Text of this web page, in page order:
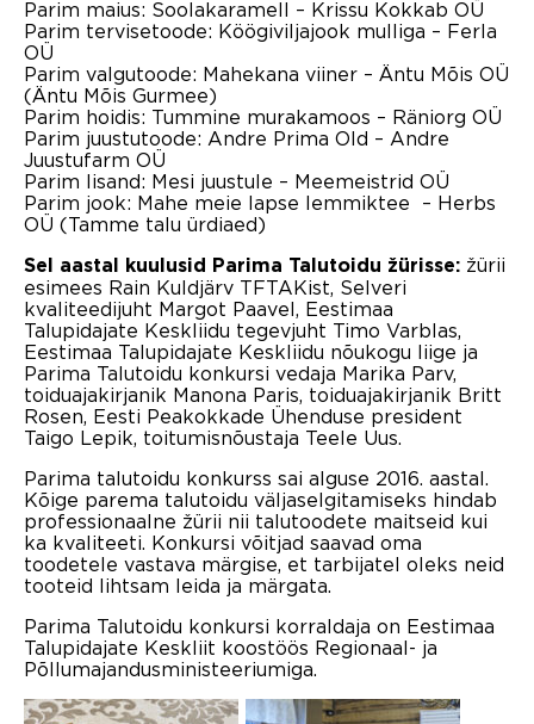
Parim maius: Soolakaramell – Krissu Kokkab OÜ
Parim tervisetoode: Köögiviljajook mulliga – Ferla
OÜ
Parim valgutoode: Mahekana viiner – Äntu Mõis OÜ
(Äntu Mõis Gurmee)
Parim hoidis: Tummine murakamoos – Räniorg OÜ
Parim juustutoode: Andre Prima Old – Andre
Juustufarm OÜ
Parim lisand: Mesi juustule – Meemeistrid OÜ
Parim jook: Mahe meie lapse lemmiktee – Herbs
OÜ (Tamme talu ürdiaed)
Sel aastal kuulusid Parima Talutoidu žürisse: žürii
esimees Rain Kuldjärv TFTAKist, Selveri
kvaliteedijuht Margot Paavel, Eestimaa
Talupidajate Keskliidu tegevjuht Timo Varblas,
Eestimaa Talupidajate Keskliidu nõukogu liige ja
Parima Talutoidu konkursi vedaja Marika Parv,
toiduajakirjanik Manona Paris, toiduajakirjanik Britt
Rosen, Eesti Peakokkade Ühenduse president
Taigo Lepik, toitumisnõustaja Teele Uus.
Parima talutoidu konkurss sai alguse 2016. aastal.
Kõige parema talutoidu väljaselgitamiseks hindab
professionaalne žürii nii talutoodete maitseid kui
ka kvaliteeti. Konkursi võitjad saavad oma
toodetele vastava märgise, et tarbijatel oleks neid
tooteid lihtsam leida ja märgata.
Parima Talutoidu konkursi korraldaja on Eestimaa
Talupidajate Keskliit koostöös Regionaal- ja
Põllumajandusministeeriumiga.